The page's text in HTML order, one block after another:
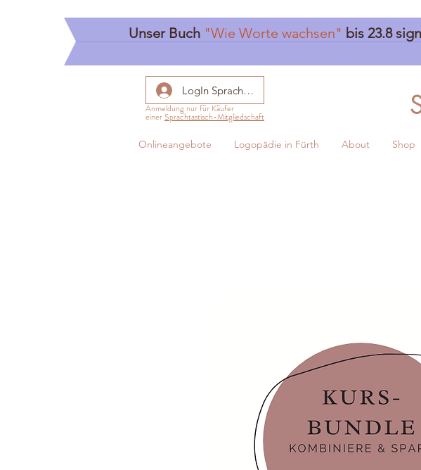
Unser Buch "Wie Worte wachsen" bis 23.8
LogIn Sprachtastisch
Anmeldung nur für Käufer
einerSprachtastisch-Mitgliedschaft
Onlineangebote Logopädie in Fürth About Shop